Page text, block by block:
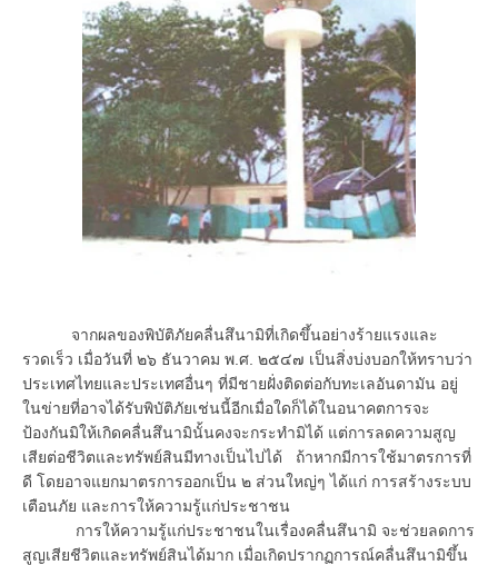
จากผลของพิบัติภัยคลื่นสึนามิที่เกิดขึ้นอย่างร้ายแรงและ
รวดเร็ว เมื่อวันที่ ๒๖ ธันวาคม พ.ศ. ๒๕๔๗ เป็นสิ่งบ่งบอกให้ทราบว่า
ประเทศไทยและประเทศอื่นๆ ที่มีชายฝั่งติดต่อกับทะเลอันดามัน อยู่
ในข่ายที่อาจได้รับพิบัติภัยเช่นนี้อีกเมื่อใดก็ได้ในอนาคตการจะ
ป้องกันมิให้เกิดคลื่นสึนามินั้นคงจะกระทำมิได้ แต่การลดความสูญ
เสียต่อชีวิตและทรัพย์สินมีทางเป็นไปได้ ถ้าหากมีการใช้มาตรการที่
ดี โดยอาจแยกมาตรการออกเป็น ๒ ส่วนใหญ่ๆ ได้แก่ การสร้างระบบ
เตือนภัย และการให้ความรู้แก่ประชาชน
การให้ความรู้แก่ประชาชนในเรื่องคลื่นสึนามิ จะช่วยลดการ
สูญเสียชีวิตและทรัพย์สินได้มาก เมื่อเกิดปรากฏการณ์คลื่นสึนามิขึ้น